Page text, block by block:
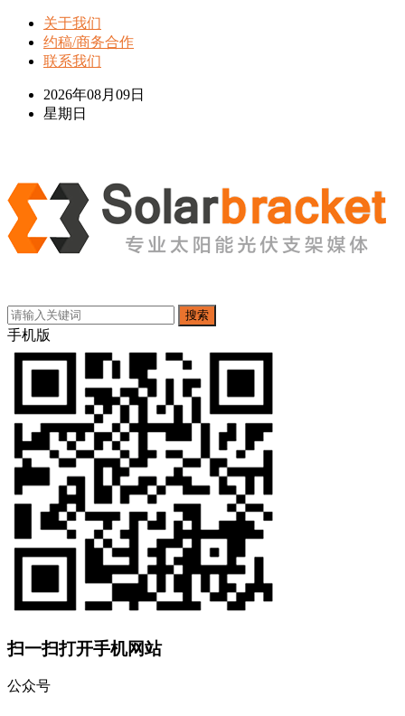
关于我们
约稿/商务合作
联系我们
2026年08月09日
星期日
搜索
手机版
扫一扫打开手机网站
公众号